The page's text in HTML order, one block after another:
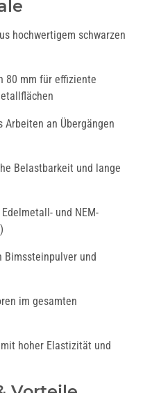
hochwertigem schwarzen
80 mm für effiziente
Arbeiten an Übergängen
Belastbarkeit und lange
und NEM-
Bimssteinpulver und
im gesamten
hoher Elastizität und